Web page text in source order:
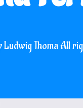
Ludwig Thoma All